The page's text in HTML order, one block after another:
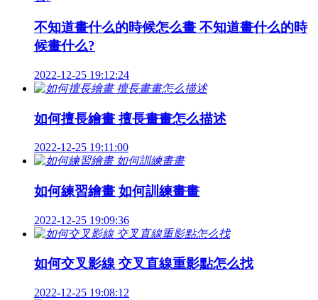
不知道畫什么的時候怎么畫 不知道畫什么的時
候畫什么?
2022-12-25 19:12:24
如何擅長繪畫 擅長畫畫怎么描述
2022-12-25 19:11:00
如何練習繪畫 如何訓練畫畫
2022-12-25 19:09:36
如何交叉影線 交叉直線重影點怎么找
2022-12-25 19:08:12